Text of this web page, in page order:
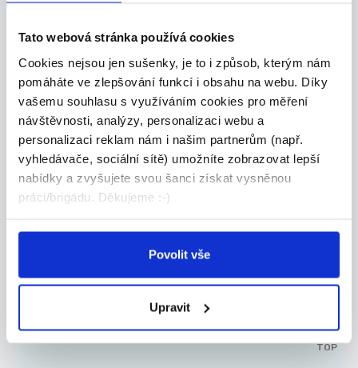
Tato webová stránka používá cookies
Cookies nejsou jen sušenky, je to i způsob, kterým nám
pomáháte ve zlepšování funkcí i obsahu na webu. Díky
vašemu souhlasu s využíváním cookies pro měření
návštěvnosti, analýzy, personalizaci webu a
personalizaci reklam nám i našim partnerům (např.
vyhledávače, sociální sítě) umožníte zobrazovat lepší
nabídky a zvyšujete svou šanci získat vysněnou
práci/brigádu. Děkujeme :-)
Povolit vše
Upravit
VSTŘIKOL...
Grafton Recruitment s.r.o.
27.07.2026
Technical Support &
Customer Process Solutions
TOP